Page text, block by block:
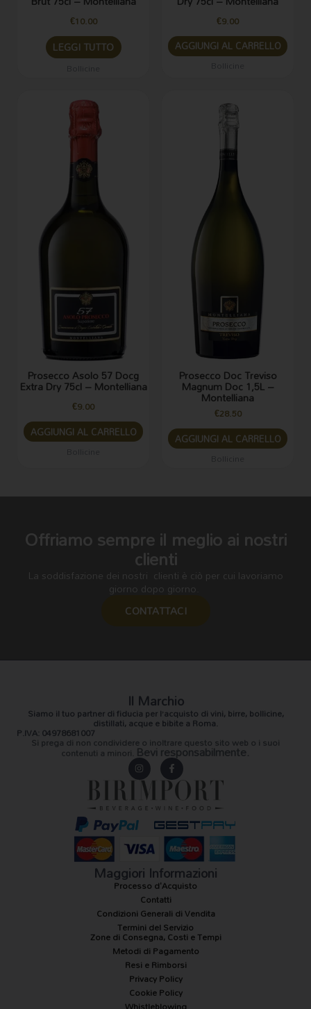
€10.00
LEGGI TUTTO
€9.00
AGGIUNGI AL CARRELLO
Prosecco Asolo 57 Docg
Extra Dry 75cl – Montelliana
€9.00
AGGIUNGI AL CARRELLO
Prosecco Doc Treviso
Magnum Doc 1,5L –
Montelliana
€28.50
AGGIUNGI AL CARRELLO
Offriamo sempre il meglio ai nostri
clienti
La soddisfazione dei nostri clienti è ciò per cui lavoriamo
giorno dopo giorno.
CONTATTACI
Il Marchio
Siamo il tuo partner di fiducia per l’acquisto di vini, birre, bollicine,
distillati, acque e bibite a Roma.
P.IVA: 04978681007
Si prega di non condividere o inoltrare questo sito web o i suoi
contenuti a minori. Bevi responsabilmente.
In
s
t
g
r
a
F
a
c
eb
o
o
k
-f
Maggiori Informazioni
Processo d'Acquisto
Contatti
Condizioni Generali di Vendita
Termini del Servizio
Zone di Consegna, Costi e Tempi
Metodi di Pagamento
Resi e Rimborsi
Privacy Policy
Cookie Policy